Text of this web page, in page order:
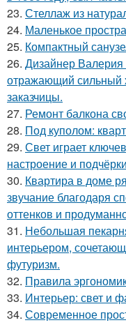
23. Стеллаж из
24. Маленькое
25. Компактный
26. Дизайнер Валерия
отражающий сильный
заказчицы.
27. Ремонт балкона
28. Под куполом:
29. Свет играет
настроение и
30. Квартира в доме
звучание благодаря
оттенков и
31. Небольшая
интерьером,
футуризм.
32. Правила
33. Интерьер: свет и
34. Современное